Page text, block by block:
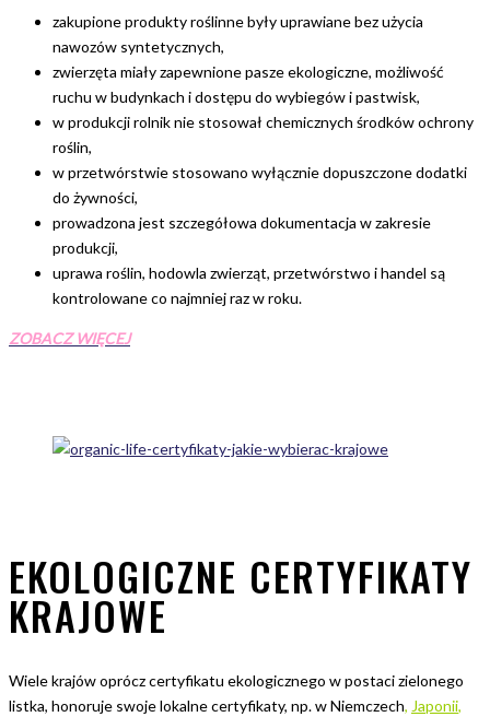
zakupione produkty roślinne były uprawiane bez użycia
nawozów syntetycznych,
zwierzęta miały zapewnione pasze ekologiczne, możliwość
ruchu w budynkach i dostępu do wybiegów i pastwisk,
w produkcji rolnik nie stosował chemicznych środków ochrony
roślin,
w przetwórstwie stosowano wyłącznie dopuszczone dodatki
do żywności,
prowadzona jest szczegółowa dokumentacja w zakresie
produkcji,
uprawa roślin, hodowla zwierząt, przetwórstwo i handel są
kontrolowane co najmniej raz w roku.
ZOBACZ WIĘCEJ
EKOLOGICZNE CERTYFIKATY
KRAJOWE
Wiele krajów oprócz certyfikatu ekologicznego w postaci zielonego
listka, honoruje swoje lokalne certyfikaty, np. w Niemczech, Japonii,